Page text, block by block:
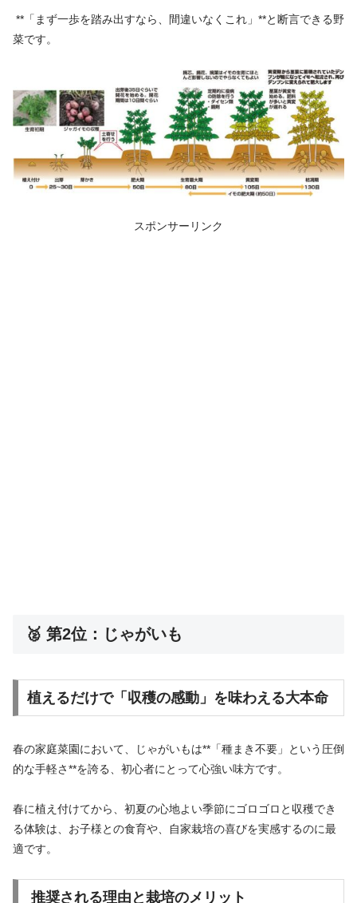
**「まず一歩を踏み出すなら、間違いなくこれ」**と断言できる野
菜です。
スポンサーリンク
🥈 第2位：じゃがいも
植えるだけで「収穫の感動」を味わえる大本命
春の家庭菜園において、じゃがいもは**「種まき不要」という圧倒
的な手軽さ**を誇る、初心者にとって心強い味方です。
春に植え付けてから、初夏の心地よい季節にゴロゴロと収穫でき
る体験は、お子様との食育や、自家栽培の喜びを実感するのに最
適です。
推奨される理由と栽培のメリット